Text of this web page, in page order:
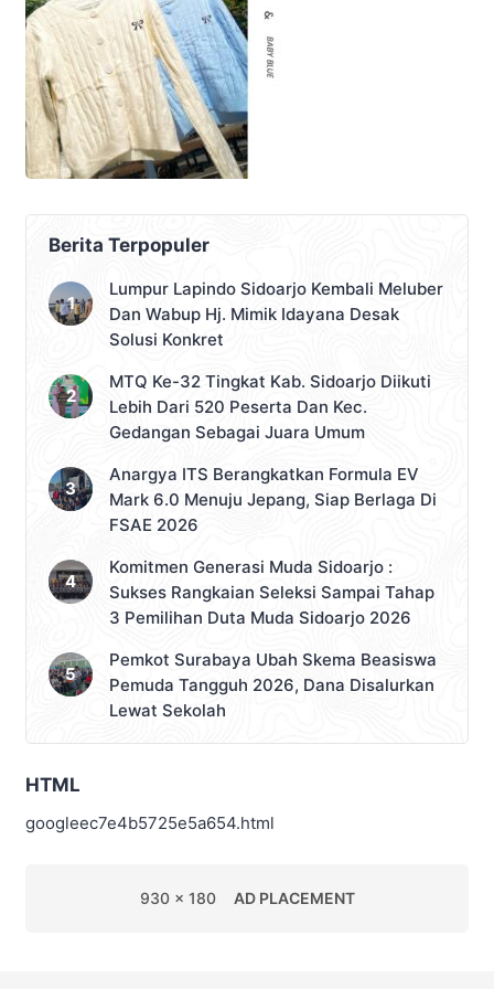
Berita Terpopuler
Lumpur Lapindo Sidoarjo Kembali Meluber
Dan Wabup Hj. Mimik Idayana Desak
Solusi Konkret
MTQ Ke-32 Tingkat Kab. Sidoarjo Diikuti
Lebih Dari 520 Peserta Dan Kec.
Gedangan Sebagai Juara Umum
Anargya ITS Berangkatkan Formula EV
Mark 6.0 Menuju Jepang, Siap Berlaga Di
FSAE 2026
Komitmen Generasi Muda Sidoarjo :
Sukses Rangkaian Seleksi Sampai Tahap
3 Pemilihan Duta Muda Sidoarjo 2026
Pemkot Surabaya Ubah Skema Beasiswa
Pemuda Tangguh 2026, Dana Disalurkan
Lewat Sekolah
HTML
googleec7e4b5725e5a654.html
930 x 180 AD PLACEMENT